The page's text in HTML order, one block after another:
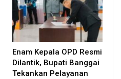
Enam Kepala OPD Resmi
Dilantik, Bupati Banggai
Tekankan Pelayanan